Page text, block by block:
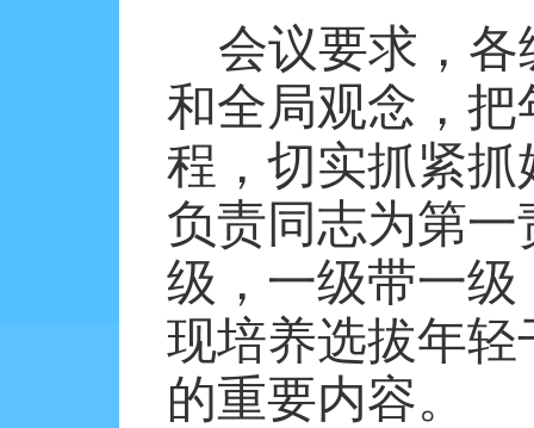
会议要求，
和全局观念，
程，切实抓紧
负责同志为第
级，一级带一
现培养选拔年
的重要内容。